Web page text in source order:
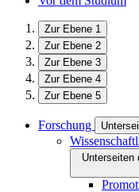
Zur Ebene 1
Zur Ebene 2
Zur Ebene 3
Zur Ebene 4
Zur Ebene 5
Forschung
Unterseiten